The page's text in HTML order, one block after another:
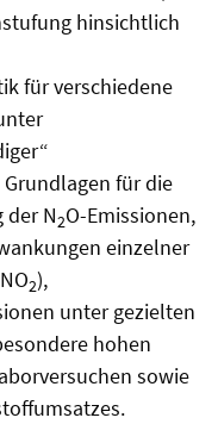
hinsichtlich
für verschiedene
für die
N2O-Emissionen,
einzelner
2),
unter gezielten
hohen
sowie